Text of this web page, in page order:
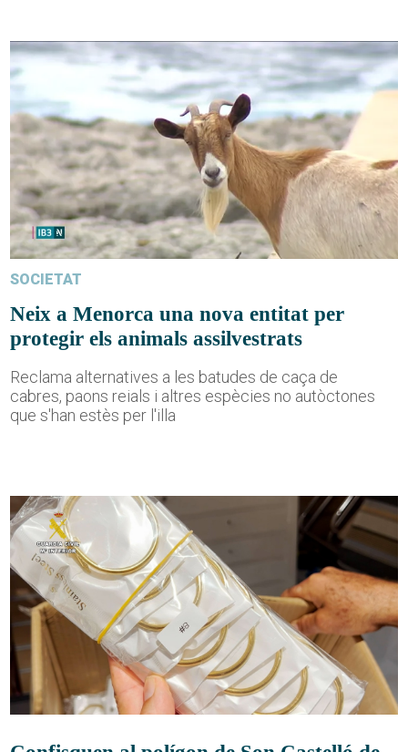
SOCIETAT
Neix a Menorca una nova entitat per
protegir els animals assilvestrats
Reclama alternatives a les batudes de caça de
cabres, paons reials i altres espècies no autòctones
que s'han estès per l'illa